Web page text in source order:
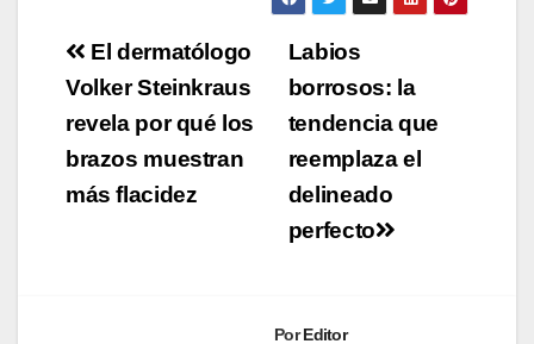
Navegación
de
entradas
Labios
borrosos: la
tendencia que
reemplaza el
delineado
perfecto
El dermatólogo
Volker Steinkraus
revela por qué los
brazos muestran
más flacidez
PorEditor